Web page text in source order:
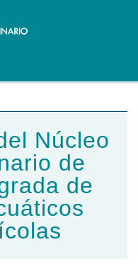
Núcleo
de
de